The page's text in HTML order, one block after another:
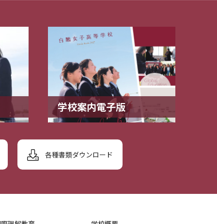
学校案内電子版
各種書類ダウンロード